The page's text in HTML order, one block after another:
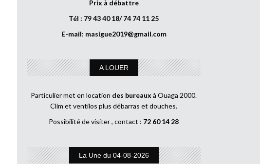
Prix à débattre
Tél : 79 43 40 18/ 74 74 11 25
E-mail: masigue2019@gmail.com
A LOUER
Particulier met en location des bureaux à Ouaga 2000.
Clim et ventilos plus débarras et douches.
Possibilité de visiter , contact : 72 60 14 28
La Une du 04-08-2026